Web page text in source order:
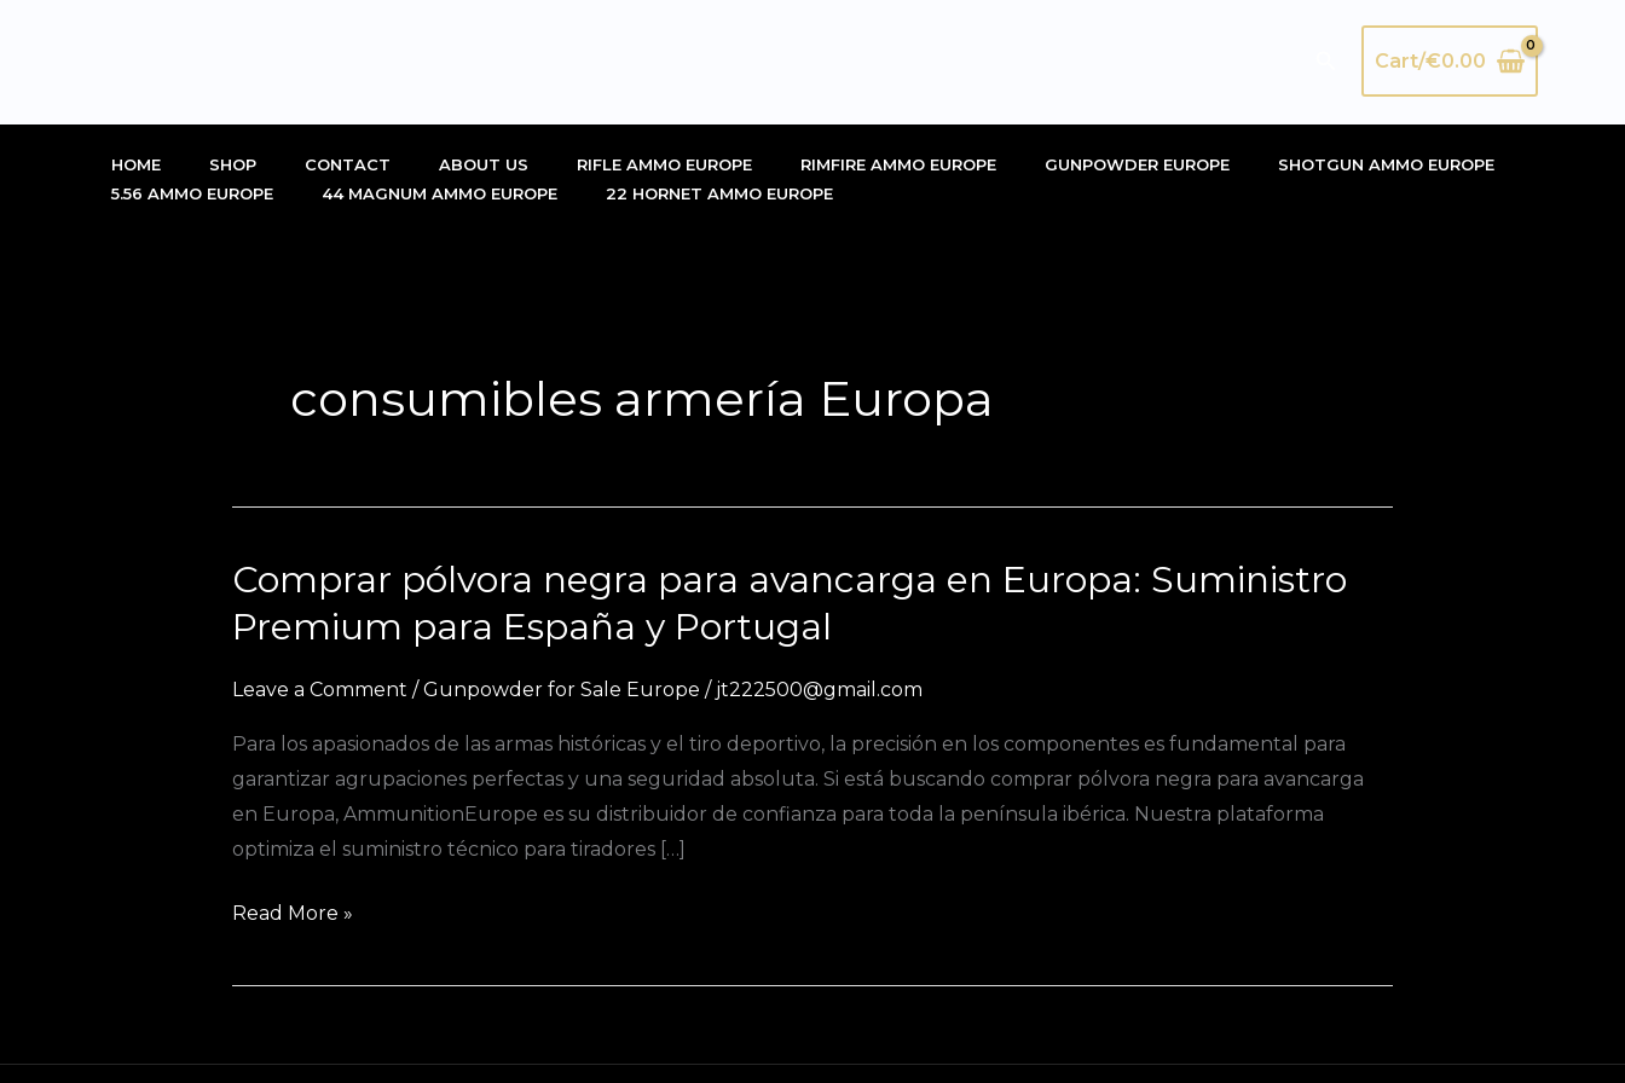
SearchCart/€0.00
HOME SHOP CONTACT ABOUT US RIFLE AMMO EUROPE RIMFIRE AMMO EUROPE GUNPOWDER EUROPE
SHOTGUN AMMO EUROPE
5.56 AMMO EUROPE
44 MAGNUM AMMO EUROPE 22 HORNET AMMO EUROPE
consumibles armería Europa
Comprar pólvora negra para avancarga en Europa: Suministro
Premium para España y Portugal
Leave a Comment /Gunpowder for Sale Europe / jt222500@gmail.com
Para los apasionados de las armas históricas y el tiro deportivo, la precisión en los componentes es fundamental para
garantizar agrupaciones perfectas y una seguridad absoluta. Si está buscando comprar pólvora negra para avancarga
en Europa, AmmunitionEurope es su distribuidor de confianza para toda la península ibérica. Nuestra plataforma
optimiza el suministro técnico para tiradores […]
Comprar
negra
para
en
Europa:
Suministro
Premium
España
Portugal
Read More »